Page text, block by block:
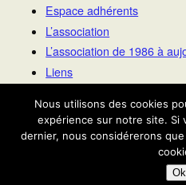
Espace adhérents
L’association
L’association de 1986 à
Liens
Mentions légales / Statuts
Notre-Dame
Nous utilisons des cookies
expérience sur notre site. Si
dernier, nous considérerons
Ok